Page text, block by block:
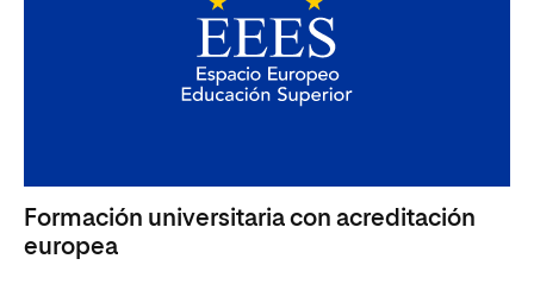
Formación universitaria con acreditación
europea